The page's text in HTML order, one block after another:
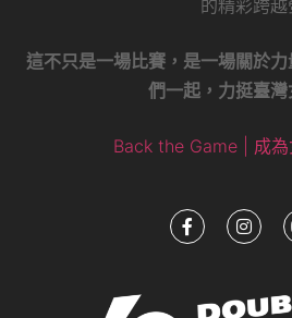
的精彩跨越
這不只是一場比賽，是一場關於
們一起，力挺臺灣
Back the Game | 成為